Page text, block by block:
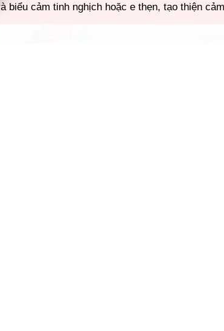
biểu cảm tinh nghịch hoặc e thẹn, tạo thiện